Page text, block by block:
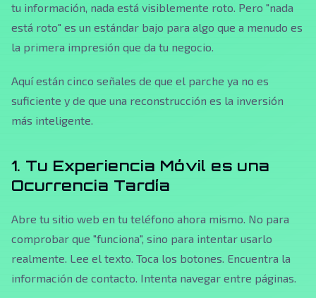
tu información, nada está visiblemente roto. Pero "nada
está roto" es un estándar bajo para algo que a menudo es
la primera impresión que da tu negocio.
Aquí están cinco señales de que el parche ya no es
suficiente y de que una reconstrucción es la inversión
más inteligente.
1. Tu Experiencia Móvil es una
Ocurrencia Tardía
Abre tu sitio web en tu teléfono ahora mismo. No para
comprobar que "funciona", sino para intentar usarlo
realmente. Lee el texto. Toca los botones. Encuentra la
información de contacto. Intenta navegar entre páginas.